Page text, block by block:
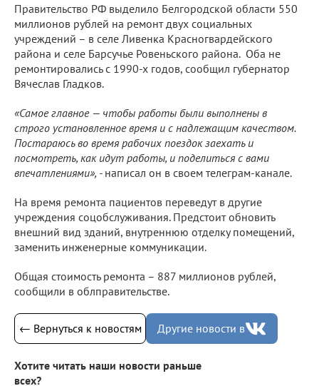
Правительство РФ выделило Белгородской области 550
миллионов рублей на ремонт двух социальных
учреждений – в селе Ливенка Красногвардейского
района и селе Барсучье Ровеньского района. Оба не
ремонтировались с 1990-х годов, сообщил губернатор
Вячеслав Гладков.
«Самое главное — чтобы работы были выполнены в
строго установленное время и с надлежащим качеством.
Постараюсь во время рабочих поездок заехать и
посмотреть, как идут работы, и поделиться с вами
впечатлениями», - написал он в своем телеграм-канале.
На время ремонта пациентов переведут в другие
учреждения соцобслуживания. Предстоит обновить
внешний вид зданий, внутреннюю отделку помещений,
заменить инженерные коммуникации.
Общая стоимость ремонта – 887 миллионов рублей,
сообщили в облправительстве.
← Вернуться к новостям Другие новости в
Хотите читать наши новости раньше
всех?